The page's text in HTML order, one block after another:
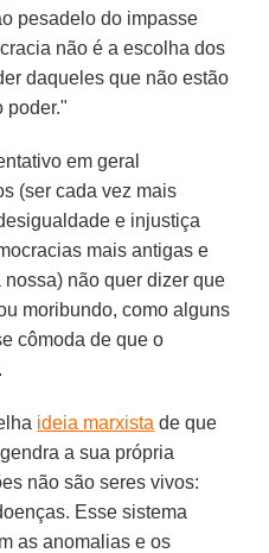
pesadelo do impasse
não é a escolha dos
daqueles que não estão
poder."
em geral
(ser cada vez mais
e injustiça
mais antigas e
não quer dizer que
moribundo, como alguns
cômoda de que o
ideia marxista de que
a sua própria
não são seres vivos:
Esse sistema
as anomalias e os